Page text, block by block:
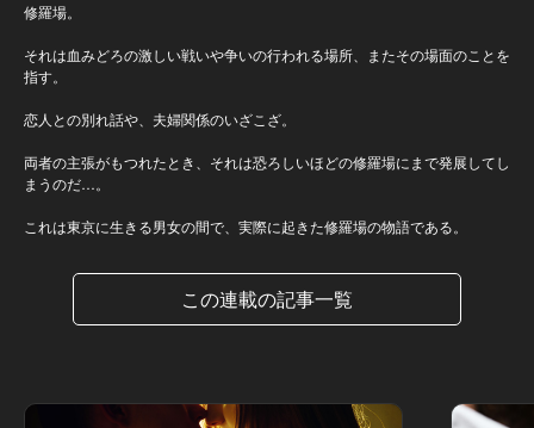
修羅場。
それは血みどろの激しい戦いや争いの行われる場所、またその場面のことを
指す。
恋人との別れ話や、夫婦関係のいざこざ。
両者の主張がもつれたとき、それは恐ろしいほどの修羅場にまで発展してし
まうのだ…。
これは東京に生きる男女の間で、実際に起きた修羅場の物語である。
この連載の記事一覧